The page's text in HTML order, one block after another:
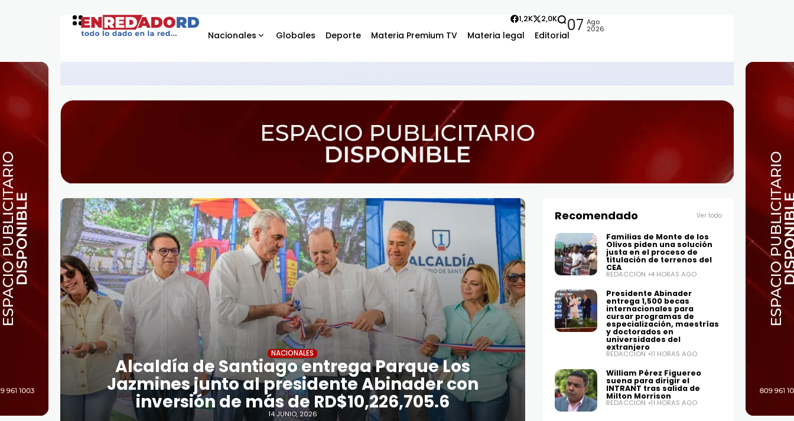
Nacionales Globales Deporte Materia Premium TV Materia legal Editorial
1,2K 2,0K 07 Ago
2026
NACIONALES
Alcaldía de Santiago entrega Parque Los
Jazmines junto al presidente Abinader con
inversión de más de RD$10,226,705.6
14 JUNIO, 2026
Recomendado Ver todo
Familias de Monte de los
Olivos piden una solución
justa en el proceso de
titulación de terrenos del
CEA
REDACCIÓN 4 HORAS AGO
Presidente Abinader
entrega 1,500 becas
internacionales para
cursar programas de
especialización, maestrías
y doctorados en
universidades del
extranjero
REDACCIÓN 11 HORAS AGO
William Pérez Figuereo
suena para dirigir el
INTRANT tras salida de
Milton Morrison
REDACCIÓN 11 HORAS AGO